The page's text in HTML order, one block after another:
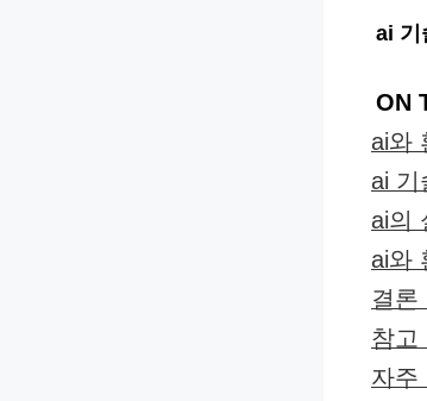
ai 기
ON
ai와
ai 기
ai의
ai와
결론
참고
자주